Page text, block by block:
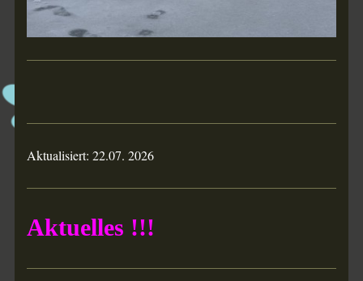
Aktualisiert: 22.07. 2026
Aktuelles !!!